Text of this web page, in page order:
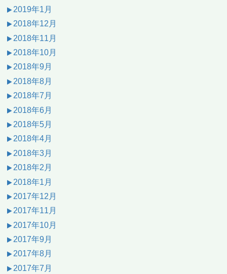
2019年1月
2018年12月
2018年11月
2018年10月
2018年9月
2018年8月
2018年7月
2018年6月
2018年5月
2018年4月
2018年3月
2018年2月
2018年1月
2017年12月
2017年11月
2017年10月
2017年9月
2017年8月
2017年7月